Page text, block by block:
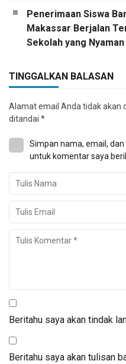
Penerimaan Siswa
Makassar Berjalan
Sekolah yang
TINGGALKAN BALASAN
Alamat email Anda tidak akan
ditandai *
Simpan nama, email,
untuk komentar saya
Beritahu saya akan tindak
Beritahu saya akan tulisan